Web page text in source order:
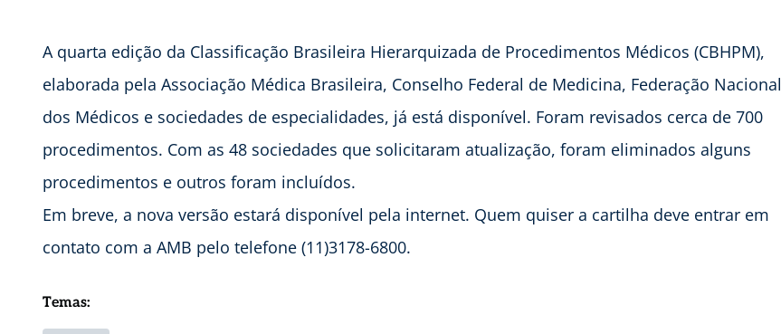
A quarta edição da Classificação Brasileira Hierarquizada de Procedimentos Médicos (CBHPM),
elaborada pela Associação Médica Brasileira, Conselho Federal de Medicina, Federação Nacional
dos Médicos e sociedades de especialidades, já está disponível. Foram revisados cerca de 700
procedimentos. Com as 48 sociedades que solicitaram atualização, foram eliminados alguns
procedimentos e outros foram incluídos.
Em breve, a nova versão estará disponível pela internet. Quem quiser a cartilha deve entrar em
contato com a AMB pelo telefone (11)3178-6800.
Temas: